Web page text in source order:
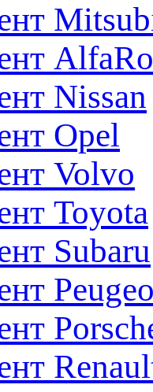
Nissan
Opel
Volvo
Toyota
Subaru